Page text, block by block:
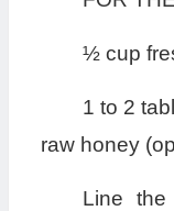
½ cup
1 to 2
raw honey
Line